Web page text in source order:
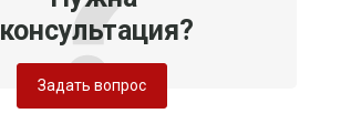
консультация?
Задать вопрос